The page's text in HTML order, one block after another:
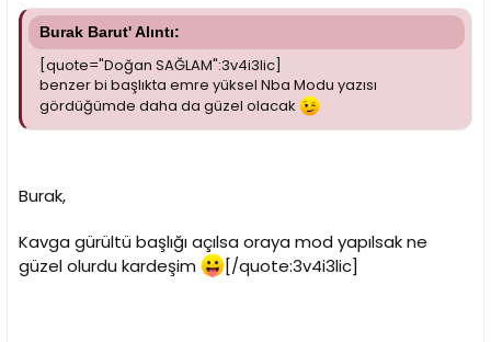
Burak Barut' Alıntı:
[quote="Doğan SAĞLAM":3v4i3lic]
benzer bi başlıkta emre yüksel Nba Modu yazısı
gördüğümde daha da güzel olacak
Burak,
Kavga gürültü başlığı açılsa oraya mod yapılsak ne
güzel olurdu kardeşim
[/quote:3v4i3lic]